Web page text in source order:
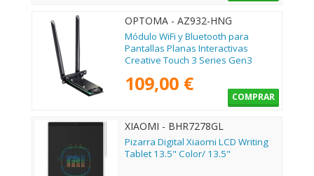
OPTOMA - AZ932-HNG
Módulo WiFi y Bluetooth para
Pantallas Planas Interactivas
Creative Touch 3 Series Gen3
109,00 €
COMPRAR
XIAOMI - BHR7278GL
Pizarra Digital Xiaomi LCD Writing
Tablet 13.5" Color/ 13.5"